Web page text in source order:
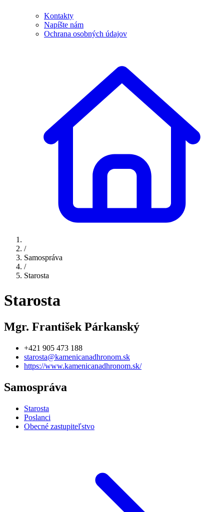
Kontakty
Napíšte nám
Ochrana osobných údajov
/
Samospráva
/
Starosta
Starosta
Mgr. František Párkanský
+421 905 473 188
starosta@kamenicanadhronom.sk
https://www.kamenicanadhronom.sk/
Samospráva
Starosta
Poslanci
Obecné zastupiteľstvo